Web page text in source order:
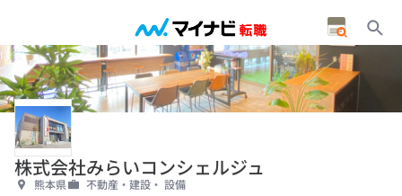
株式会社みらいコンシェルジュ
熊本県 不動産・建設・ 設備